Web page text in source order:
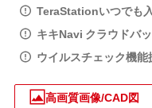
TeraStationいつでも
キキNavi クラウドバ
ウイルスチェック機能
高画質画像/CAD図